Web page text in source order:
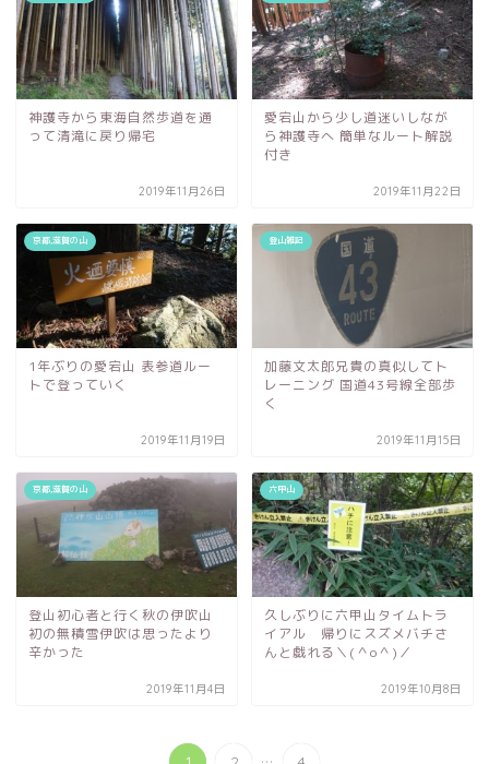
神護寺から東海自然歩道を通
って清滝に戻り帰宅
2019年11月26日
愛宕山から少し道迷いしなが
ら神護寺へ 簡単なルート解説
付き
2019年11月22日
京都,滋賀の山
1年ぶりの愛宕山 表参道ルー
トで登っていく
2019年11月19日
登山雑記
加藤文太郎兄貴の真似してト
レーニング 国道43号線全部歩
く
2019年11月15日
京都,滋賀の山
登山初心者と行く秋の伊吹山
初の無積雪伊吹は思ったより
辛かった
2019年11月4日
六甲山
久しぶりに六甲山タイムトラ
イアル 帰りにスズメバチさ
んと戯れる＼(＾o＾)／
2019年10月8日
...